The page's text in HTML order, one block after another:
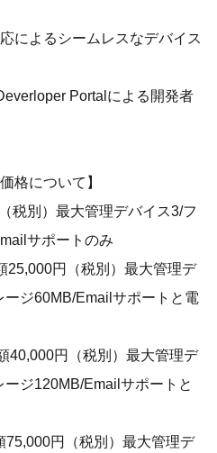
によるシームレスなデバイス
Portalによる開発者
格について】
税別）最大管理デバイス3/フ
サポートのみ
25,000円（税別）最大管理デ
ジ60MB/Emailサポートと電
40,000円（税別）最大管理デ
ジ120MB/Emailサポートと
75,000円（税別）最大管理デ